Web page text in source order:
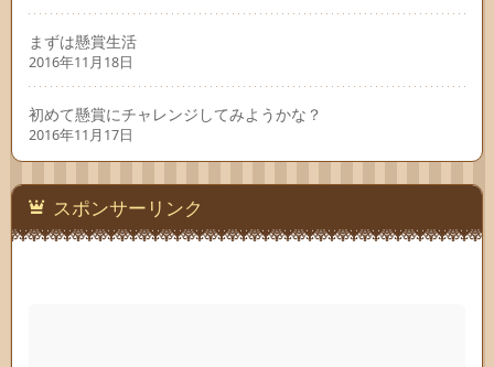
まずは懸賞生活
2016年11月18日
初めて懸賞にチャレンジしてみようかな？
2016年11月17日
スポンサーリンク